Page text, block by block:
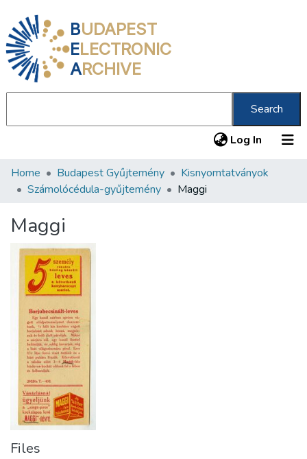
BUDAPEST
ELECTRONIC
ARCHIVE
Search
Log In (current)
Communities & Collections
Statistics
About us
Home Budapest Gyűjtemény
Kisnyomtatványok
Számolócédula-gyűjtemény
Maggi
Maggi
Files